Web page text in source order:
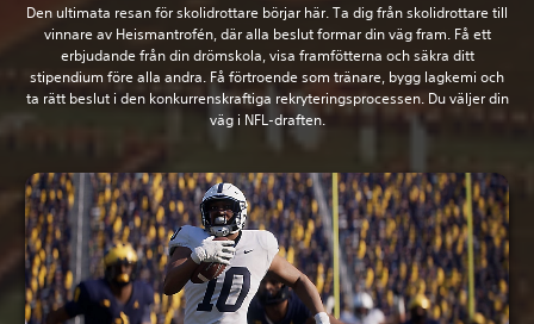
Den ultimata resan för skolidrottare börjar här. Ta dig från skolidrottare till
vinnare av Heismantrofén, där alla beslut formar din väg fram. Få ett
erbjudande från din drömskola, visa framfötterna och säkra ditt
stipendium före alla andra. Få förtroende som tränare, bygg lagkemi och
ta rätt beslut i den konkurrenskraftiga rekryteringsprocessen. Du väljer din
väg i NFL-draften.